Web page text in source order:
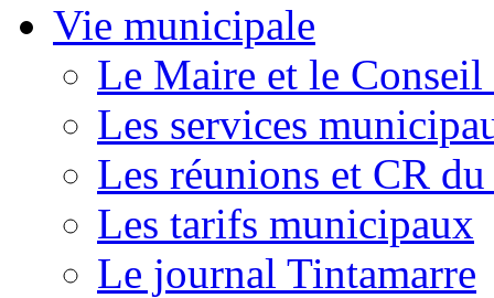
Vie municipale
Le Maire et le
Les services
Les réunions et CR
Les tarifs municipaux
Le journal Tintamarre